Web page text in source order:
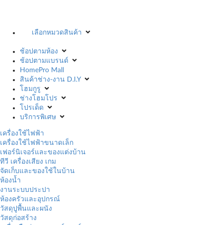
เลือกหมวดสินค้า
ช้อปตามห้อง
ช้อปตามแบรนด์
HomePro Mall
สินค้าช่าง-งาน D.I.Y
โฮมกูรู
ช่างโฮมโปร
โปรเด็ด
บริการพิเศษ
เครื่องใช้ไฟฟ้า
เครื่องใช้ไฟฟ้าขนาดเล็ก
เฟอร์นิเจอร์และของแต่งบ้าน
ทีวี เครื่องเสียง เกม
จัดเก็บและของใช้ในบ้าน
ห้องน้ำ
งานระบบประปา
ห้องครัวและอุปกรณ์
วัสดุปูพื้นและผนัง
วัสดุก่อสร้าง